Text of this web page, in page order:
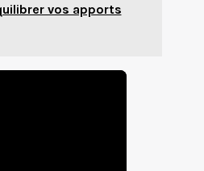
vos apports